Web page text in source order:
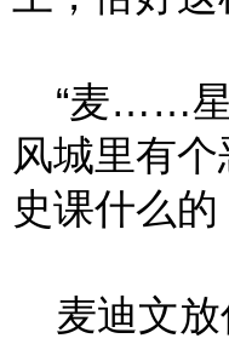
“麦……星
风城里有
史课什么
麦迪文放